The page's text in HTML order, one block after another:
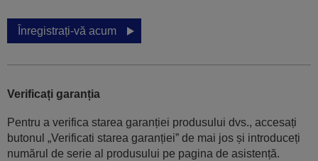
Înregistrați-vă acum
Verificați garanția
Pentru a verifica starea garanției produsului dvs., accesați
butonul „Verificati starea garanției” de mai jos și introduceți
numărul de serie al produsului pe pagina de asistență.